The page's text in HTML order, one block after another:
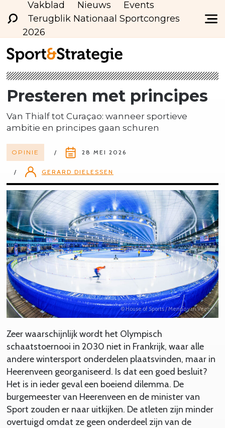
Vakblad Nieuws
Events
Terugblik Nationaal Sportcongres
2026
Presteren met principes
Van Thialf tot Curaçao: wanneer sportieve
ambitie en principes gaan schuren
OPINIE 28 MEI 2026
GERARD DIELESSEN
© House of Sports / Menno van Veen
Zeer waarschijnlijk wordt het Olympisch
schaatstoernooi in 2030 niet in Frankrijk, waar alle
andere wintersport onderdelen plaatsvinden, maar in
Heerenveen georganiseerd. Is dat een goed besluit?
Het is in ieder geval een boeiend dilemma. De
burgemeester van Heerenveen en de minister van
Sport zouden er naar uitkijken. De atleten zijn minder
overtuigd omdat ze geen onderdeel zijn van de